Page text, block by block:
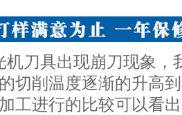
机刀具出现崩刀现象，
切削温度逐渐的升高
工进行的比较可以看